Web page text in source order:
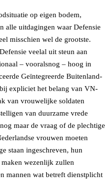
op eigen bodem,
alle uitdagingen waar Defensie
misschien wel de grootste.
veelal uit steun aan
– vooralsnog – hoog in
Geïntegreerde Buitenland-
expliciet het belang van VN-
van vrouwelijke soldaten
van duurzame vrede
maar de vraag of de plechtige
vrouwen moeten
staan ingeschreven, hun
wezenlijk zullen
mannen wat betreft dienstplicht